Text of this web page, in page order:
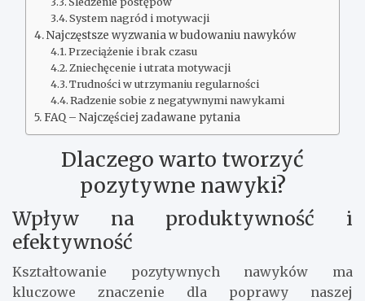
System nagród i motywacji
Najczęstsze wyzwania w budowaniu nawyków
Przeciążenie i brak czasu
Zniechęcenie i utrata motywacji
Trudności w utrzymaniu regularności
Radzenie sobie z negatywnymi nawykami
FAQ – Najczęściej zadawane pytania
Dlaczego warto tworzyć
pozytywne nawyki?
Wpływ na produktywność i
efektywność
Kształtowanie pozytywnych nawyków ma
kluczowe znaczenie dla poprawy naszej